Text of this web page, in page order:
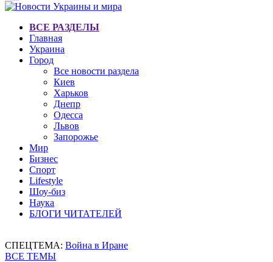
ВСЕ РАЗДЕЛЫ
Главная
Украина
Город
Все новости раздела
Киев
Харьков
Днепр
Одесса
Львов
Запорожье
Мир
Бизнес
Спорт
Lifestyle
Шоу-биз
Наука
БЛОГИ ЧИТАТЕЛЕЙ
СПЕЦТЕМА: Война в Иране
ВСЕ ТЕМЫ